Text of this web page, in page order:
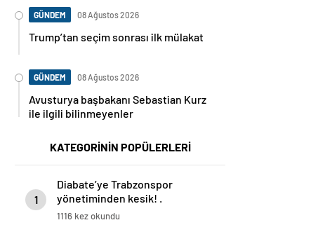
GÜNDEM 08 Ağustos 2026
Trump’tan seçim sonrası ilk mülakat
GÜNDEM 08 Ağustos 2026
Avusturya başbakanı Sebastian Kurz
ile ilgili bilinmeyenler
KATEGORİNİN POPÜLERLERİ
1
Diabate’ye Trabzonspor
yönetiminden kesik! .
1116 kez okundu